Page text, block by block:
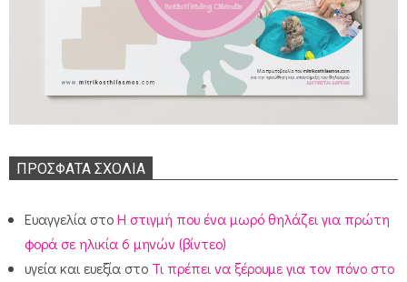
ΠΡΌΣΦΑΤΑ ΣΧΌΛΙΑ
Ευαγγελία στοΗ στιγμή που ένα μωρό θηλάζει για πρώτη
φορά σε ηλικία 6 μηνών (βίντεο)
υγεία και ευεξία στο Τι πρέπει να ξέρουμε για τον πόνο στο